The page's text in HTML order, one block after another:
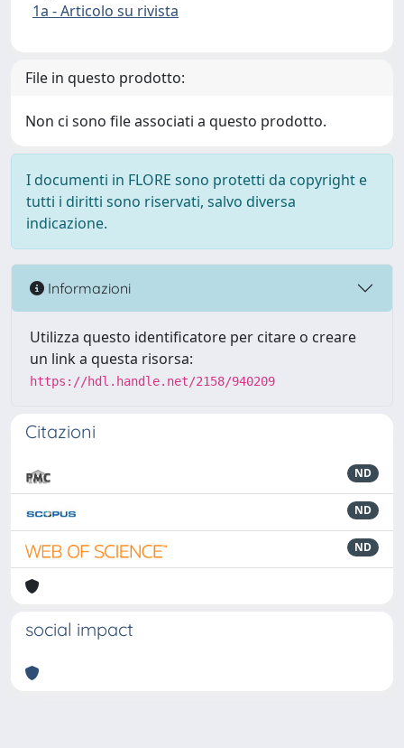
1a - Articolo su rivista
File in questo prodotto:
Non ci sono file associati a questo prodotto.
I documenti in FLORE sono protetti da copyright e
tutti i diritti sono riservati, salvo diversa
indicazione.
Informazioni
Utilizza questo identificatore per citare o creare
un link a questa risorsa:
https://hdl.handle.net/2158/940209
Citazioni
ND
ND
ND
social impact